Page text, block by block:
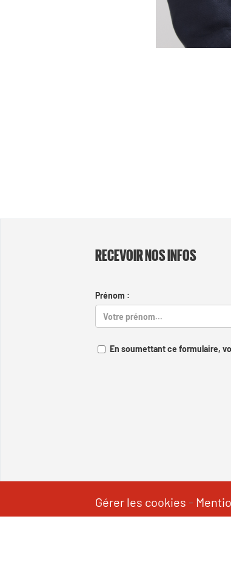
RECEVOIR NOS INFOS
Prénom :
En soumettant ce formulaire,
Gérer les cookies -